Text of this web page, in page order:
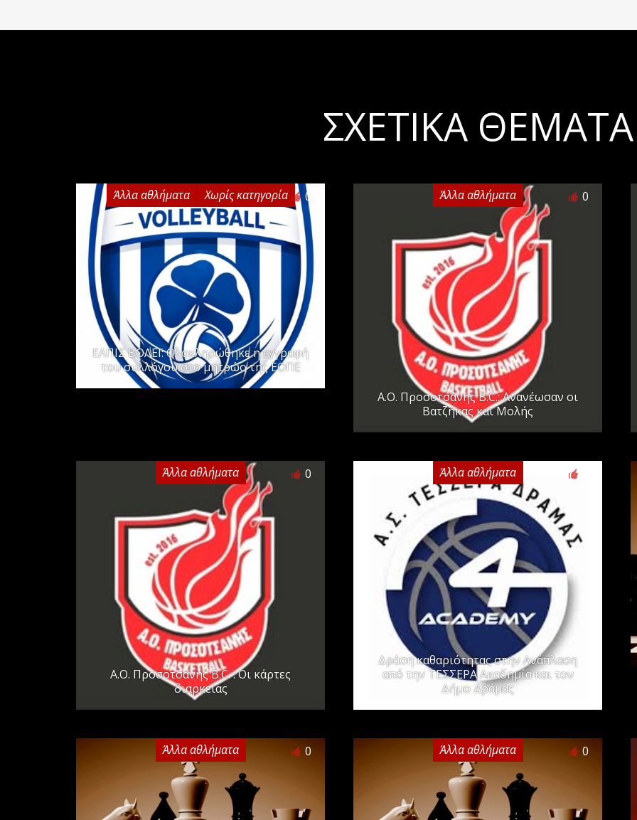
ΣΧΕΤΙΚΆ ΘΈΜΑΤΑ
Άλλα αθλήματα Χωρίς κατηγορία 0
ΕΛΠΙΣ ΒΟΛΕΪ: Ολοκληρώθηκε η εγγραφή
του συλλόγου στο μητρώο της ΕΟΠΕ
Άλλα αθλήματα 0
A.O. Προσοτσάνης B.C.: Ανανέωσαν οι
Βατζήκας και Μολής
Άλλα αθλήματα 0
Α.Ο. Προσοτσάνης B.C. : Οι κάρτες
διαρκείας
Άλλα αθλήματα
Δράση καθαριότητας στην Ανάπλαση
από την ΤΕΣΣΕΡΑ Ακαδημία και τον
Δήμο Δράμας
Άλλα αθλήματα 0 Άλλα αθλήματα 0